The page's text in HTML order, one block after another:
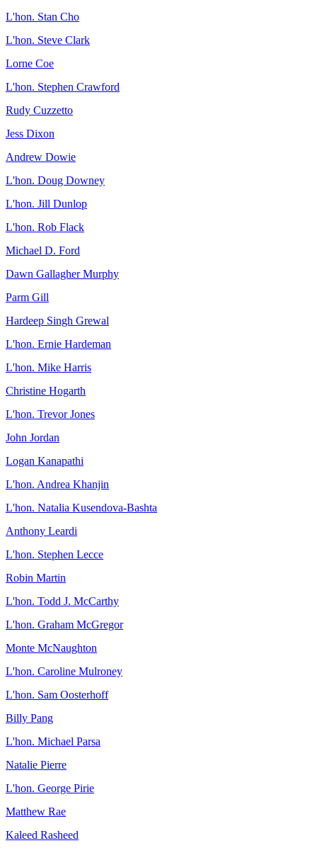
L'hon. Stan Cho
L'hon. Steve Clark
Lorne Coe
L'hon. Stephen Crawford
Rudy Cuzzetto
Jess Dixon
Andrew Dowie
L'hon. Doug Downey
L'hon. Jill Dunlop
L'hon. Rob Flack
Michael D. Ford
Dawn Gallagher Murphy
Parm Gill
Hardeep Singh Grewal
L'hon. Ernie Hardeman
L'hon. Mike Harris
Christine Hogarth
L'hon. Trevor Jones
John Jordan
Logan Kanapathi
L'hon. Andrea Khanjin
L'hon. Natalia Kusendova-Bashta
Anthony Leardi
L'hon. Stephen Lecce
Robin Martin
L'hon. Todd J. McCarthy
L'hon. Graham McGregor
Monte McNaughton
L'hon. Caroline Mulroney
L'hon. Sam Oosterhoff
Billy Pang
L'hon. Michael Parsa
Natalie Pierre
L'hon. George Pirie
Matthew Rae
Kaleed Rasheed